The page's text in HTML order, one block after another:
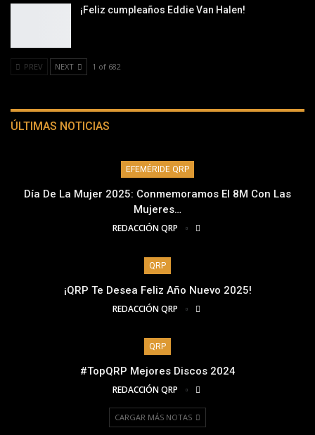
¡Feliz cumpleaños Eddie Van Halen!
PREV NEXT 1 of 682
ÚLTIMAS NOTICIAS
EFEMÉRIDE QRP
Día De La Mujer 2025: Conmemoramos El 8M Con Las
Mujeres…
REDACCIÓN QRP
QRP
¡QRP Te Desea Feliz Año Nuevo 2025!
REDACCIÓN QRP
QRP
#TopQRP Mejores Discos 2024
REDACCIÓN QRP
CARGAR MÁS NOTAS